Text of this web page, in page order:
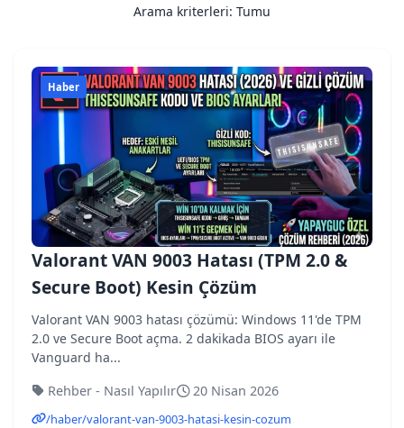
Arama kriterleri: Tumu
Haber
Valorant VAN 9003 Hatası (TPM 2.0 &
Secure Boot) Kesin Çözüm
Valorant VAN 9003 hatası çözümü: Windows 11'de TPM
2.0 ve Secure Boot açma. 2 dakikada BIOS ayarı ile
Vanguard ha...
Rehber - Nasıl Yapılır
20 Nisan 2026
/haber/valorant-van-9003-hatasi-kesin-cozum